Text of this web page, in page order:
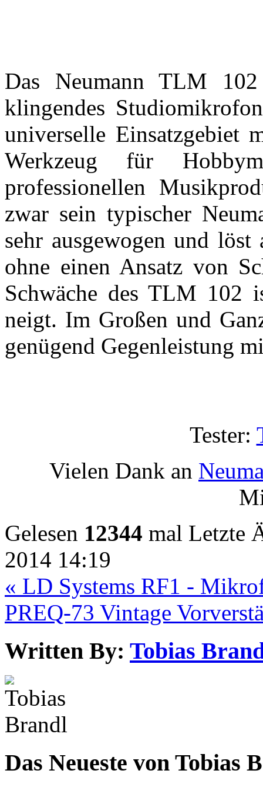
Das Neumann TLM
klingendes
universelle Einsatzgebiet
Werkzeug für
professionellen
zwar sein typischer
sehr ausgewogen und
ohne einen Ansatz von
Schwäche des TLM 102
neigt. Im Großen und
genügend Gegenleistung
Tester:
Vielen Dank an
Gelesen 12344 mal Letzte
2014 14:19
« LD Systems RF1 -
PREQ-73 Vintage
Written By: Tobias
Das Neueste von Tobias